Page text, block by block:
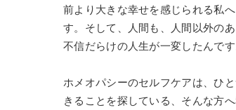
前より大きな幸せを感じられる私
す。そして、人間も、人間以外の
不信だらけの人生が一変したんです
ホメオパシーのセルフケアは、ひ
きることを探している、そんな方